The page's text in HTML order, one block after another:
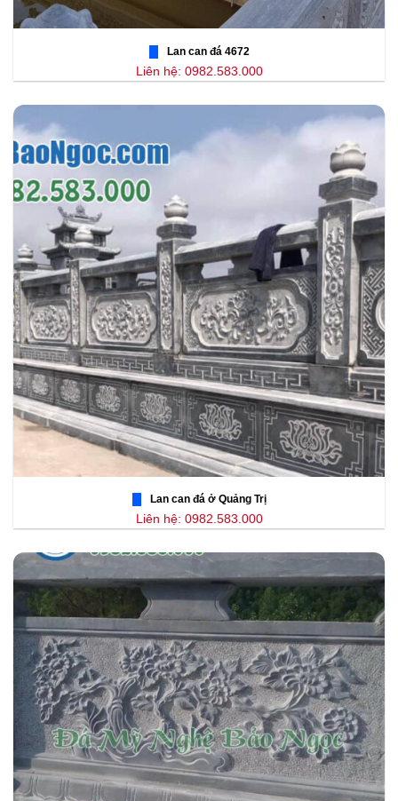
Lan can đá 4672
Liên hệ: 0982.583.000
Lan can đá ở Quảng Trị
Liên hệ: 0982.583.000